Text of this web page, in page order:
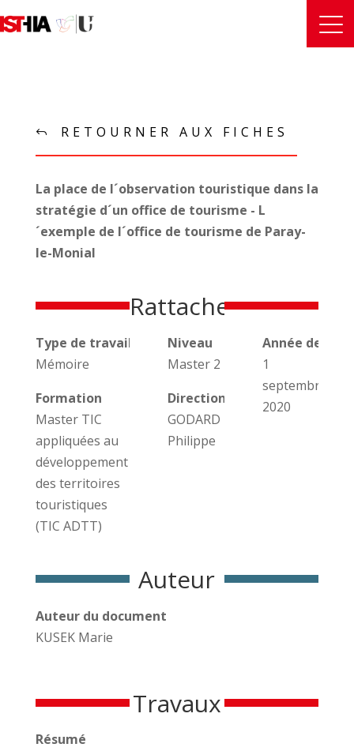
RETOURNER AUX FICHES
La place de l´observation touristique dans la
stratégie d´un office de tourisme - L
´exemple de l´office de tourisme de Paray-
le-Monial
Rattachements
Type de travail universitaire
Mémoire
Formation
Master TIC
appliquées au
développement
des territoires
touristiques
(TIC ADTT)
Niveau
Master 2
Direction des travaux
GODARD
Philippe
Année de
1
septembre
2020
Auteur
Auteur du document
KUSEK Marie
Travaux
Résumé